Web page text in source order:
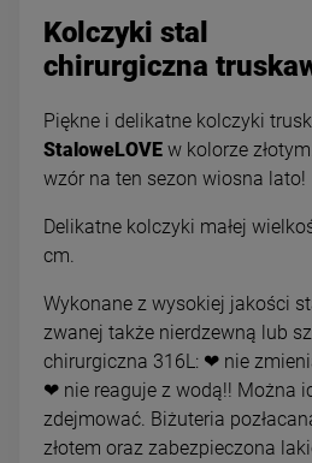
Kolczyki stal
chirurgiczna
Piękne i delikatne kolczyki
StaloweLOVE w kolorze
wzór na ten sezon wiosna lato!
Delikatne kolczyki małej
cm.
Wykonane z wysokiej jakości
zwanej także nierdzewną lub
chirurgiczna 316L: ❤ nie
❤ nie reaguje z wodą!! Można
zdejmować. Biżuteria
złotem oraz zabezpieczona